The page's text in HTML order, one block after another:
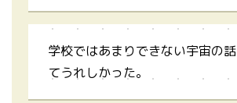
学校ではあまりできない宇宙の
てうれしかった。